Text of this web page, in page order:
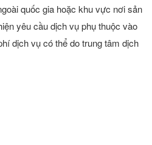
quốc gia hoặc khu vực nơi sản
yêu cầu dịch vụ phụ thuộc vào
dịch vụ có thể do trung tâm dịch